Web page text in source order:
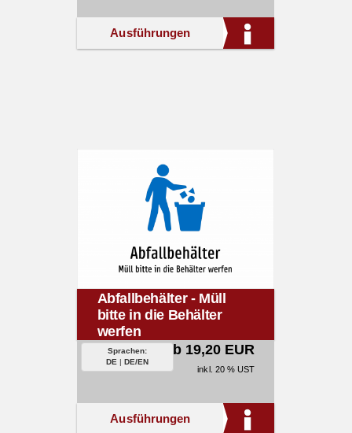
Ausführungen
Abfallbehälter - Müll
bitte in die Behälter
werfen
Sprachen:
DE | DE/EN
ab 19,20 EUR
inkl. 20 % UST
Ausführungen